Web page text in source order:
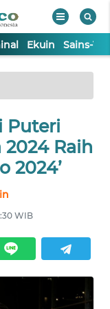
Ekuin Sains-
Puteri
Raih
2024’
WIB